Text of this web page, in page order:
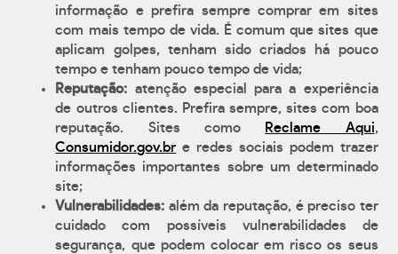
informação e prefira sempre comprar em sites
com mais tempo de vida. É comum que sites que
aplicam golpes, tenham sido criados há pouco
tempo e tenham pouco tempo de vida;
Reputação: atenção especial para a experiência
de outros clientes. Prefira sempre, sites com boa
reputação. Sites como
Reclame Aqui,
Consumidor.gov.br e redes sociais podem trazer
informações importantes sobre um determinado
site;
Vulnerabilidades: além da reputação, é preciso ter
cuidado com possíveis vulnerabilidades de
segurança, que podem colocar em risco os seus